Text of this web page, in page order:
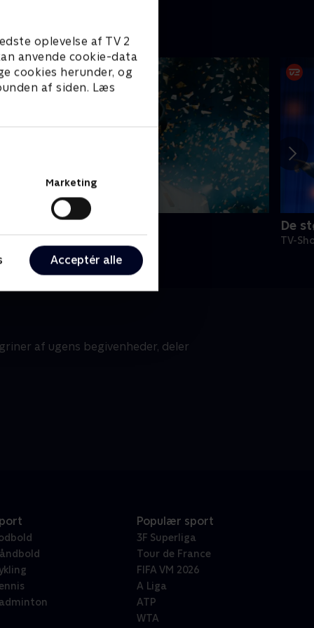
oplevelse af TV 2
anvende cookie-data
cookies herunder, og
af siden. Læs
Marketing
Acceptér alle
De
TV-
af ugens begivenheder, deler
Populær sport
3F Superliga
Tour de France
FIFA VM 2026
A Liga
ATP
WTA